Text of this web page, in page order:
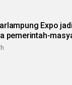
Expo
pemerintah-